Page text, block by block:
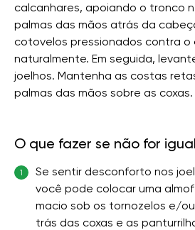
calcanhares, apoiando o tronco
palmas das mãos atrás da
cotovelos pressionados contra o
naturalmente. Em seguida,
joelhos. Mantenha as costas
palmas das mãos sobre as coxas.
O que fazer se não for
1
Se sentir desconforto nos
você pode colocar uma
macio sob os tornozelos e/
trás das coxas e as